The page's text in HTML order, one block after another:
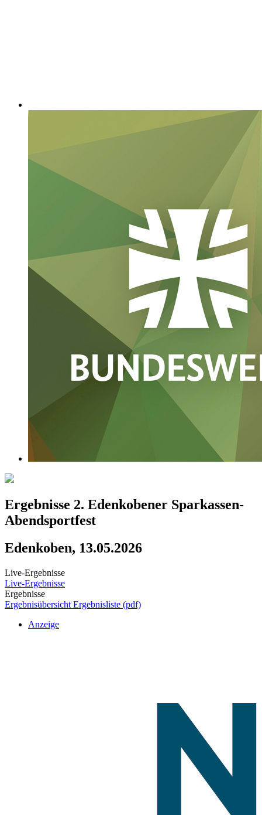
Ergebnisse 2. Edenkobener Sparkassen-
Abendsportfest
Edenkoben, 13.05.2026
Live-Ergebnisse
Live-Ergebnisse
Ergebnisse
Ergebnisübersicht Ergebnisliste (pdf)
Anzeige